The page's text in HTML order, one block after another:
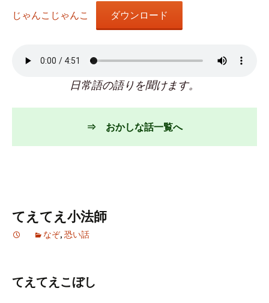
じゃんこじゃんこ ダウンロード
日常語の語りを聞けます。
⇒ おかしな話一覧へ
てえてえ小法師
なぞ, 恐い話
てえてえこぼし